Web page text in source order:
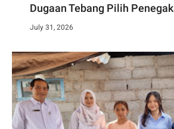
Dugaan Tebang Pilih
July 31, 2026